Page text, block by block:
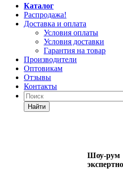
Каталог
Распродажа!
Доставка и оплата
Условия оплаты
Условия доставки
Гарантия на товар
Производители
Оптовикам
Отзывы
Контакты
Найти
Шоу-рум